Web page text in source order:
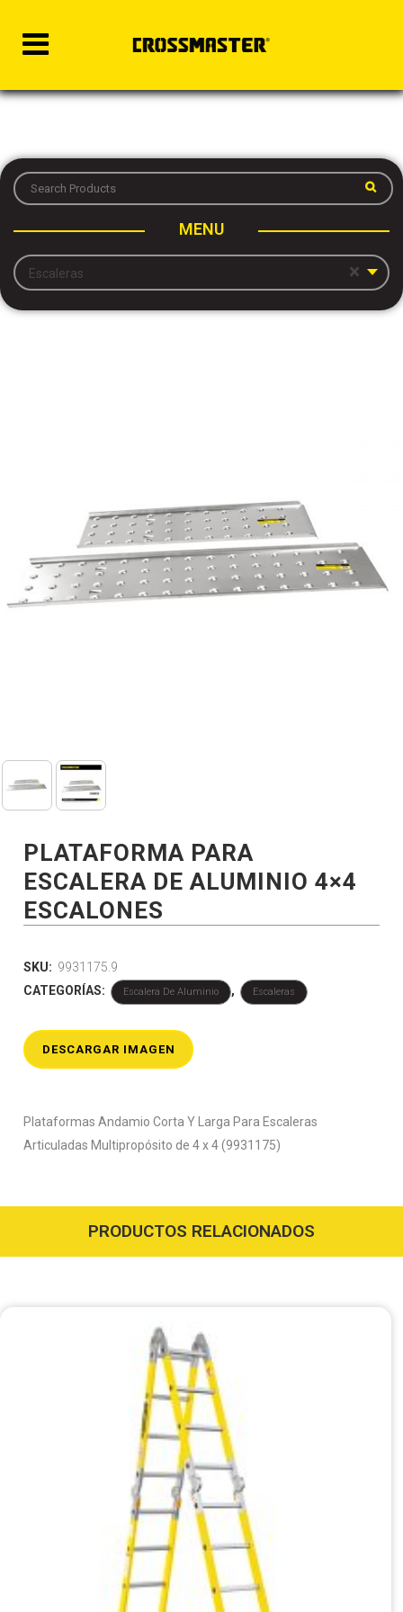
MENU
×
Escaleras
PLATAFORMA PARA
ESCALERA DE ALUMINIO 4×4
ESCALONES
SKU: 9931175.9
CATEGORÍAS:
Escalera De Aluminio , Escaleras
DESCARGAR IMAGEN
Plataformas Andamio Corta Y Larga Para Escaleras
Articuladas Multipropósito de 4 x 4 (9931175)
PRODUCTOS RELACIONADOS